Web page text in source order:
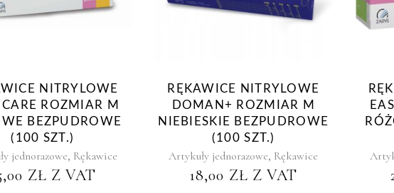
NITRYLOWE
CARE ROZMIAR M
BEZPUDROWE
(100 SZT.)
jednorazowe, Rękawice
ZŁ Z VAT
RĘKAWICE NITRYLOWE
DOMAN+ ROZMIAR M
NIEBIESKIE BEZPUDROWE
(100 SZT.)
Artykuły jednorazowe, Rękawice
18,00 ZŁ Z VAT